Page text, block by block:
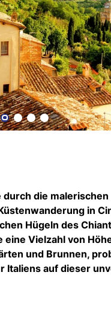
die
in
Hügeln des
eine Vielzahl von
und Brunnen,
Italiens auf dieser